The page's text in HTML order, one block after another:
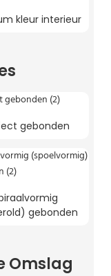
kleur interieur
gebonden
gebonden
Omslag